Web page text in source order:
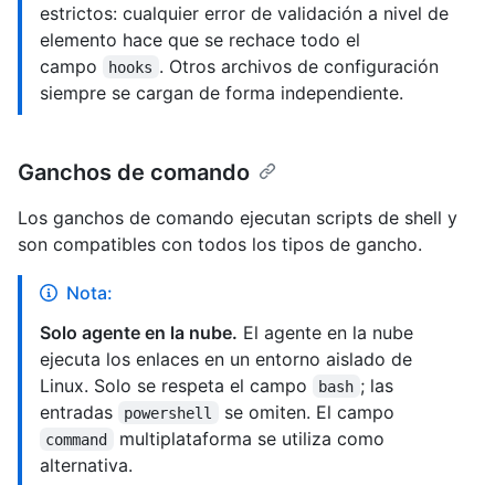
estrictos: cualquier error de validación a nivel de
elemento hace que se rechace todo el
campo
hooks . Otros archivos de configuración
siempre se cargan de forma independiente.
Ganchos de comando
Los ganchos de comando ejecutan scripts de shell y
son compatibles con todos los tipos de gancho.
Nota:
Solo agente en la nube. El agente en la nube
ejecuta los enlaces en un entorno aislado de
Linux. Solo se respeta el campo
bash ; las
entradas
powershell se omiten. El campo
command
multiplataforma se utiliza como
alternativa.